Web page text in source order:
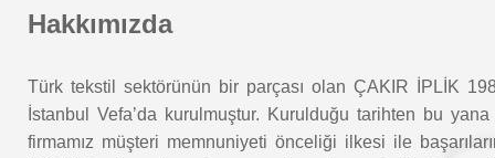
Hakkımızda
Türk tekstil sektörünün bir parçası olan ÇAKIR İPLİK
İstanbul Vefa’da kurulmuştur. Kurulduğu tarihten bu
firmamız müşteri memnuniyeti önceliği ilkesi ile